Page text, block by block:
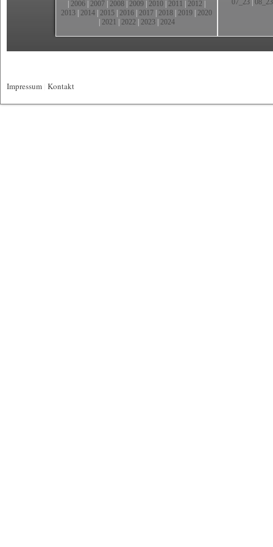
2006 2007 2008 2009 2010 2011 2012
2013 2014 2015 2016 2017 2018 2019 2020
2021 2022 2023| 2024
07_23 08_23
Impressum Kontakt